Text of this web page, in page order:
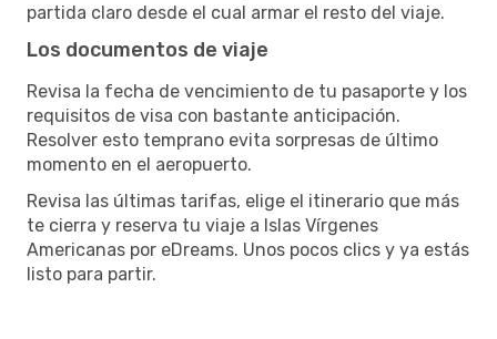
partida claro desde el cual armar el resto del viaje.
Los documentos de viaje
Revisa la fecha de vencimiento de tu pasaporte y los
requisitos de visa con bastante anticipación.
Resolver esto temprano evita sorpresas de último
momento en el aeropuerto.
Revisa las últimas tarifas, elige el itinerario que más
te cierra y reserva tu viaje a Islas Vírgenes
Americanas por eDreams. Unos pocos clics y ya estás
listo para partir.